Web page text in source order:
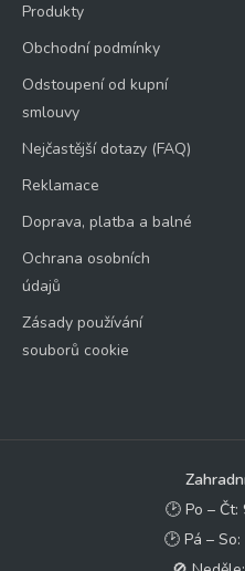
Produkty
Obchodní podmínky
Odstoupení od kupní
smlouvy
Nejčastější dotazy (FAQ)
Reklamace
Doprava, platba a balné
Ochrana osobních
údajů
Zásady používání
souborů cookie
🕑 Po – Čt:
🕑 Pá –